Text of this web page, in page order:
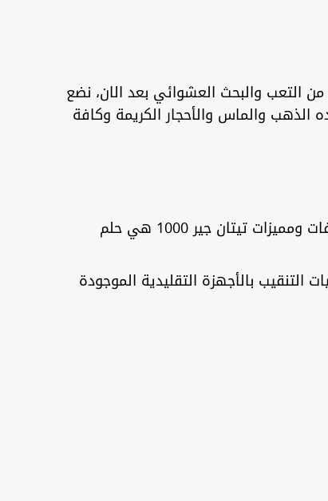
التعب والبحث العشوائي بعد الان، نضع
الذهب والماس والأحجار الكريمة وكافة
قامت شركة GER DETECT بوضع كافة التقنيات العالية الدقة ليصبح هذا الجهاز الأول في العالم، فإن مواصفات ومميزات تيتان جير 1000 هي حلم
في عمليات التنقيب بالأجهزة التقليدية الموجودة